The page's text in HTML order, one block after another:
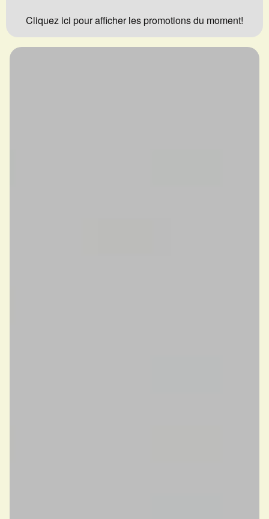
Cliquez ici pour afficher les promotions du moment!